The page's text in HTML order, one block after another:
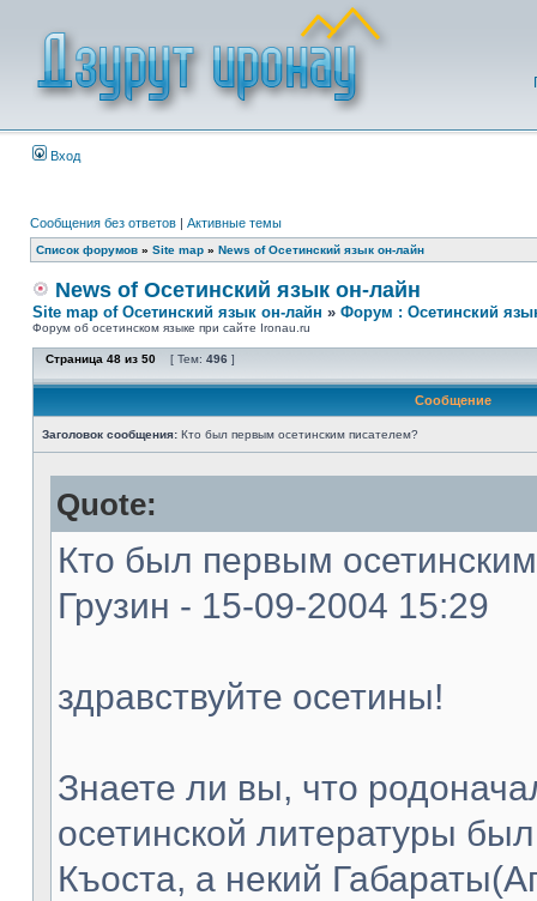
Вход
Сообщения без ответов | Активные темы
Список форумов » Site map » News of Осетинский язык он-лайн
News of Осетинский язык он-лайн
Site map of Осетинский язык он-лайн » Форум : Осетинский
Форум об осетинском языке при сайте Ironau.ru
Страница 48 из 50 [ Тем: 496 ]
Сообщение
Заголовок сообщения: Кто был первым осетинским писателем?
Quote:
Кто был первым
Грузин - 15-09-2004 15:29
здравствуйте осетины!
Знаете ли вы, что
осетинской литературы
Къоста, а некий